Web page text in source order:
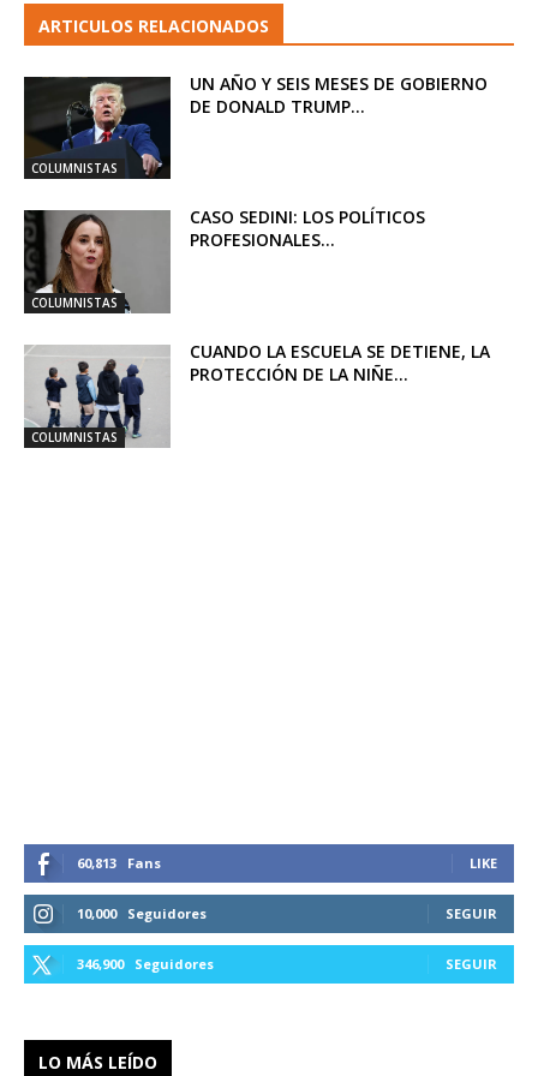
ARTICULOS RELACIONADOS
COLUMNISTAS
UN AÑO Y SEIS MESES DE GOBIERNO
DE DONALD TRUMP...
COLUMNISTAS
CASO SEDINI: LOS POLÍTICOS
PROFESIONALES...
COLUMNISTAS
CUANDO LA ESCUELA SE DETIENE, LA
PROTECCIÓN DE LA NIÑE...
60,813 Fans LIKE
10,000 Seguidores SEGUIR
346,900 Seguidores SEGUIR
LO MÁS LEÍDO